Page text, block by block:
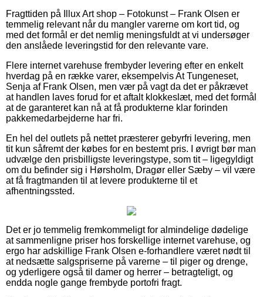
Fragttiden på Illux Art shop – Fotokunst – Frank Olsen er
temmelig relevant når du mangler varerne om kort tid, og
med det formål er det nemlig meningsfuldt at vi undersøger
den anslåede leveringstid for den relevante vare.
Flere internet varehuse frembyder levering efter en enkelt
hverdag på en række varer, eksempelvis At Tungeneset,
Senja af Frank Olsen, men vær på vagt da det er påkrævet
at handlen laves forud for et aftalt klokkeslæt, med det formål
at de garanteret kan nå at få produkterne klar forinden
pakkemedarbejderne har fri.
En hel del outlets på nettet præsterer gebyrfri levering, men
tit kun såfremt der købes for en bestemt pris. I øvrigt bør man
udvælge den prisbilligste leveringstype, som tit – ligegyldigt
om du befinder sig i Hørsholm, Dragør eller Sæby – vil være
at få fragtmanden til at levere produkterne til et
afhentningssted.
Det er jo temmelig fremkommeligt for almindelige dødelige
at sammenligne priser hos forskellige internet varehuse, og
ergo har adskillige Frank Olsen e-forhandlere været nødt til
at nedsætte salgspriserne på varerne – til piger og drenge,
og yderligere også til damer og herrer – betragteligt, og
endda nogle gange frembyde portofri fragt.